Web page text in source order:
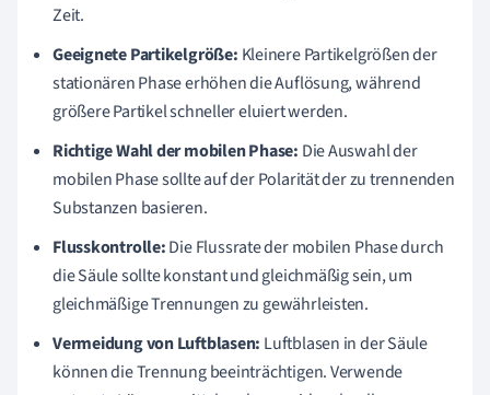
Zeit.
Geeignete Partikelgröße: Kleinere Partikelgrößen der
stationären Phase erhöhen die Auflösung, während
größere Partikel schneller eluiert werden.
Richtige Wahl der mobilen Phase: Die Auswahl der
mobilen Phase sollte auf der Polarität der zu trennenden
Substanzen basieren.
Flusskontrolle:Die Flussrate der mobilen Phase durch
die Säule sollte konstant und gleichmäßig sein, um
gleichmäßige Trennungen zu gewährleisten.
Vermeidung von Luftblasen: Luftblasen in der Säule
können die Trennung beeinträchtigen. Verwende